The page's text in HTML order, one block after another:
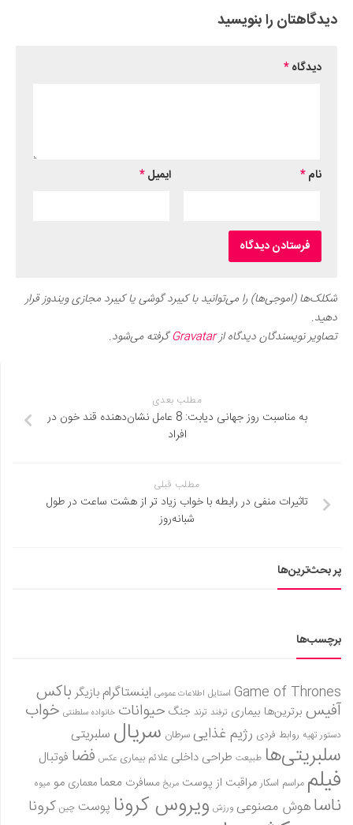
دیدگاهتان را بنویسید
دیدگاه*
نام* ایمیل*
شکلک‌ها (اموجی‌ها) را می‌توانید با کیبرد گوشی یا کیبرد مجازی ویندوز قرار
دهید.
تصاویر نویسندگان دیدگاه ازGravatarگرفته می‌شود.
مطلب بعدی
به مناسبت روز جهانی دیابت: 8 عامل نشان‌دهنده قند خون در
افراد
مطلب قبلی
تاثیرات منفی در رابطه با خواب زیاد تر از هشت ساعت در طول
شبانه‌روز
پر بحث‌ترین‌ها
برچسب‌ها
Game of Thrones استایل اطلاعات عمومی اینستاگرام بازیگر باکس
آفیس برترین‌ها بیماری ترفند ترند جنگ حیوانات خانواده سلطنتی خواب
دستور تهیه روابط فردی رژیم غذاییسرطان سریال سلبریتی
سلبریتی‌ها طبیعت طراحی داخلی علائم بیماری عکس فضا فوتبال
فیلم مراسم اسکارمراقبت از پوست مریخ مسافرت معمامعماری مو میوه
ناساهوش مصنوعی ورزش ویروس کرونا پوست چین کرونا